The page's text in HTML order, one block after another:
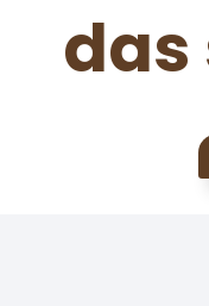
das